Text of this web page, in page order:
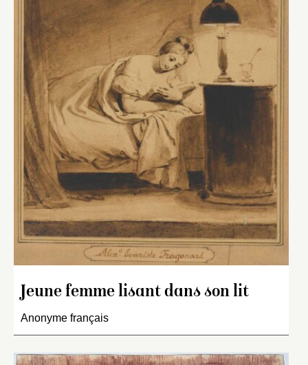
Jeune femme lisant dans son lit
Anonyme français